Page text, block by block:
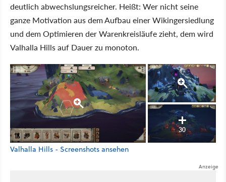
deutlich abwechslungsreicher. Heißt: Wer nicht seine
ganze Motivation aus dem Aufbau einer Wikingersiedlung
und dem Optimieren der Warenkreisläufe zieht, dem wird
Valhalla Hills auf Dauer zu monoton.
30
Valhalla Hills - Screenshots ansehen